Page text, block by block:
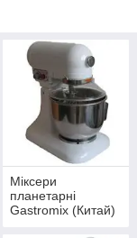
пюре, мусів,
Міксери
планетарні
Gastromix (Китай)